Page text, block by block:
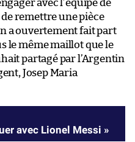
avec l’équipe de
remettre une pièce
a ouvertement fait part
le même maillot que le
partagé par l’Argentin
Josep Maria
avec Lionel Messi »